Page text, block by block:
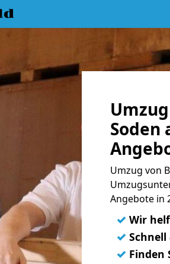
Soden
Umzug von
Angebote in
✓ Wir
✓
✓ Finden